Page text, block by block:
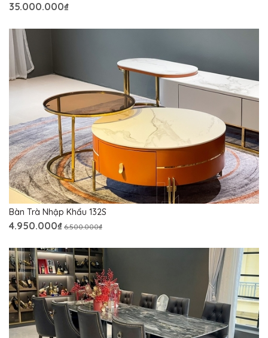
35.000.000₫
Bàn Trà Nhập Khẩu 132S
4.950.000₫ 6.500.000₫